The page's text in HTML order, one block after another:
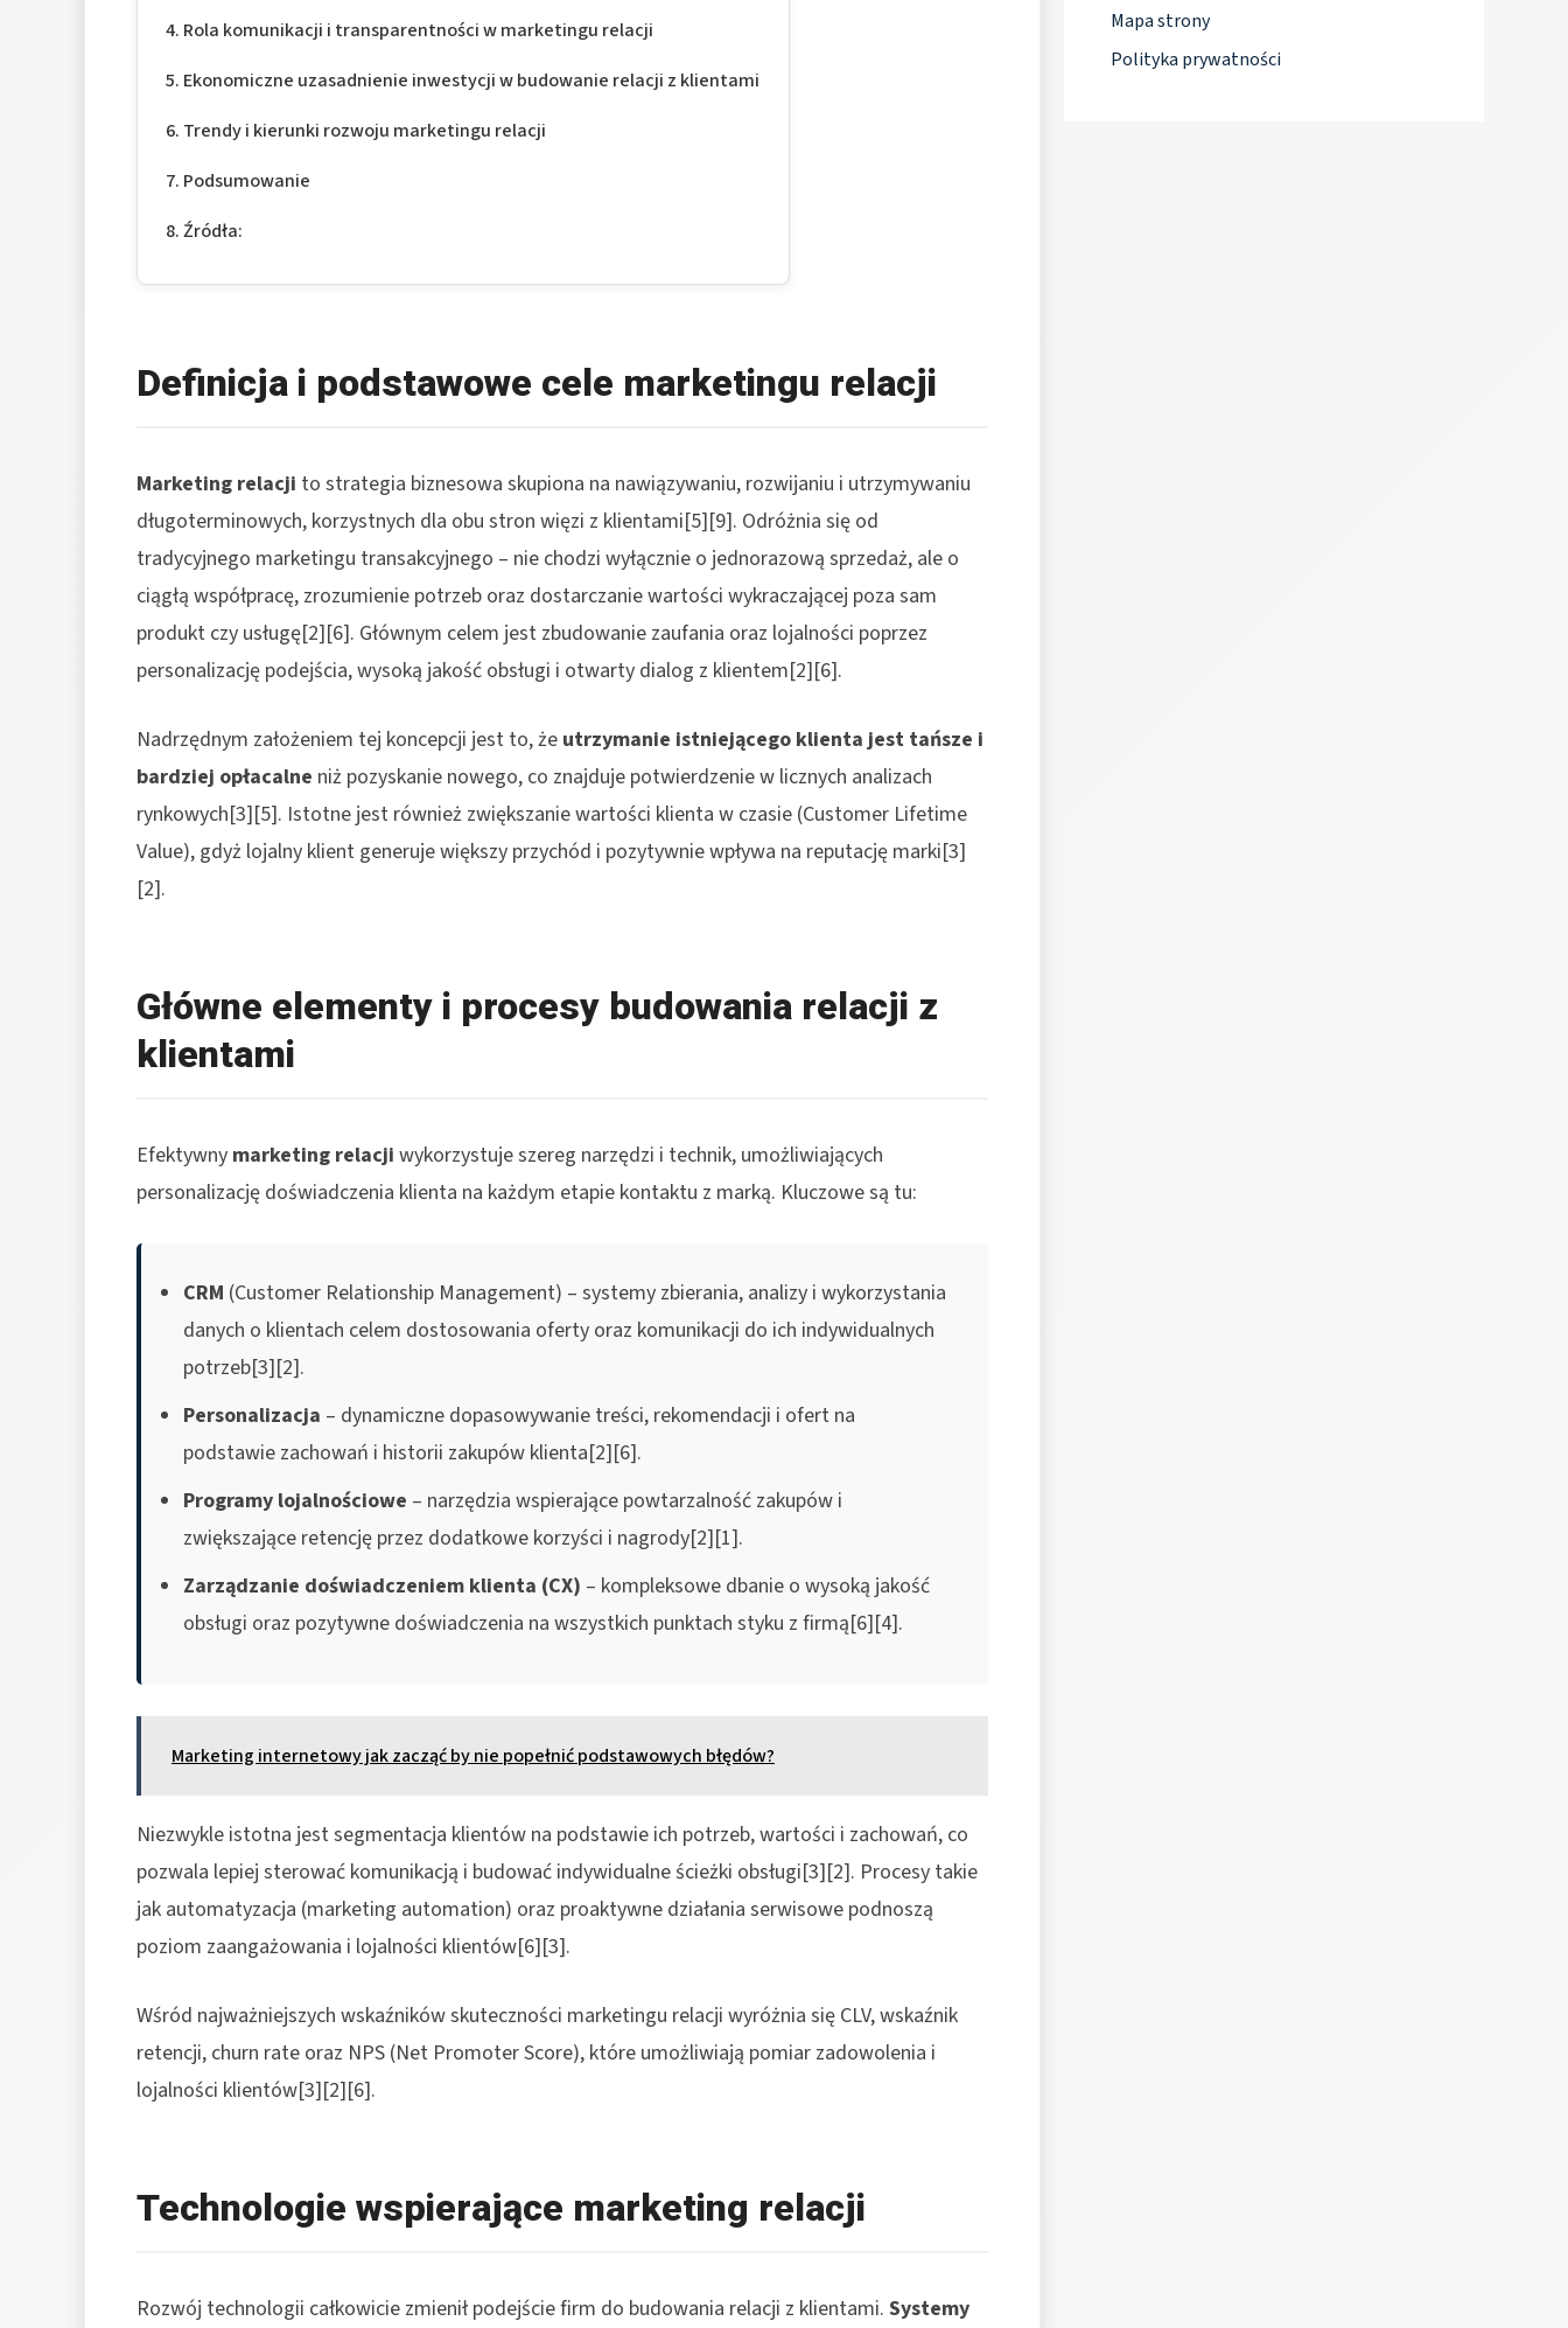
Rola komunikacji i transparentności w marketingu relacji
Ekonomiczne uzasadnienie inwestycji w budowanie relacji z klientami
Trendy i kierunki rozwoju marketingu relacji
Podsumowanie
Źródła:
Definicja i podstawowe cele marketingu relacji
Marketing relacji to strategia biznesowa skupiona na nawiązywaniu, rozwijaniu i utrzymywaniu
długoterminowych, korzystnych dla obu stron więzi z klientami[5][9]. Odróżnia się od
tradycyjnego marketingu transakcyjnego – nie chodzi wyłącznie o jednorazową sprzedaż, ale o
ciągłą współpracę, zrozumienie potrzeb oraz dostarczanie wartości wykraczającej poza sam
produkt czy usługę[2][6]. Głównym celem jest zbudowanie zaufania oraz lojalności poprzez
personalizację podejścia, wysoką jakość obsługi i otwarty dialog z klientem[2][6].
Nadrzędnym założeniem tej koncepcji jest to, że utrzymanie istniejącego klienta jest tańsze i
bardziej opłacalne niż pozyskanie nowego, co znajduje potwierdzenie w licznych analizach
rynkowych[3][5]. Istotne jest również zwiększanie wartości klienta w czasie (Customer Lifetime
Value), gdyż lojalny klient generuje większy przychód i pozytywnie wpływa na reputację marki[3]
[2].
Główne elementy i procesy budowania relacji z
klientami
Efektywny marketing relacji wykorzystuje szereg narzędzi i technik, umożliwiających
personalizację doświadczenia klienta na każdym etapie kontaktu z marką. Kluczowe są tu:
CRM (Customer Relationship Management) – systemy zbierania, analizy i wykorzystania
danych o klientach celem dostosowania oferty oraz komunikacji do ich indywidualnych
potrzeb[3][2].
Personalizacja – dynamiczne dopasowywanie treści, rekomendacji i ofert na
podstawie zachowań i historii zakupów klienta[2][6].
Programy lojalnościowe – narzędzia wspierające powtarzalność zakupów i
zwiększające retencję przez dodatkowe korzyści i nagrody[2][1].
Zarządzanie doświadczeniem klienta (CX) – kompleksowe dbanie o wysoką jakość
obsługi oraz pozytywne doświadczenia na wszystkich punktach styku z firmą[6][4].
Marketing internetowy jak zacząć by nie popełnić podstawowych błędów?
Niezwykle istotna jest segmentacja klientów na podstawie ich potrzeb, wartości i zachowań, co
pozwala lepiej sterować komunikacją i budować indywidualne ścieżki obsługi[3][2]. Procesy takie
jak automatyzacja (marketing automation) oraz proaktywne działania serwisowe podnoszą
poziom zaangażowania i lojalności klientów[6][3].
Wśród najważniejszych wskaźników skuteczności marketingu relacji wyróżnia się CLV, wskaźnik
retencji, churn rate oraz NPS (Net Promoter Score), które umożliwiają pomiar zadowolenia i
lojalności klientów[3][2][6].
Technologie wspierające marketing relacji
Rozwój technologii całkowicie zmienił podejście firm do budowania relacji z klientami. Systemy
Mapa strony
Polityka prywatności